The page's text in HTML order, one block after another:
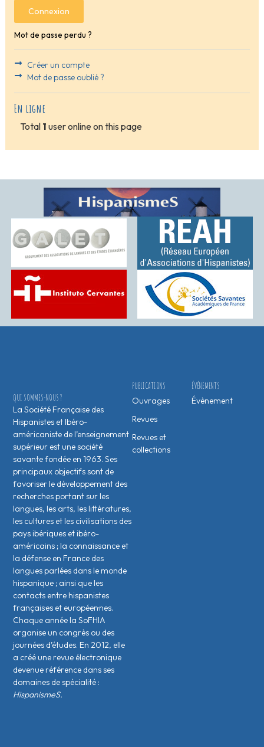
Connexion
Mot de passe perdu ?
Créer un compte
Mot de passe oublié ?
En ligne
Total 1 user online on this page
ÉVÉNEMENTS
Évènement
PUBLICATIONS
Ouvrages
Revues
Revues et
collections
QUI SOMMES-NOUS ?
La Société Française des
Hispanistes et Ibéro-
américaniste de l’enseignement
supérieur est une société
savante fondée en 1963. Ses
principaux objectifs sont de
favoriser le développement des
recherches portant sur les
langues, les arts, les littératures,
les cultures et les civilisations des
pays ibériques et ibéro-
américains ; la connaissance et
la défense en France des
langues parlées dans le monde
hispanique ; ainsi que les
contacts entre hispanistes
français·es et européen·nes.
Chaque année la SoFHIA
organise un congrès ou des
journées d’études. En 2012, elle
a créé une revue électronique
devenue référence dans ses
domaines de spécialité :
HispanismeS.